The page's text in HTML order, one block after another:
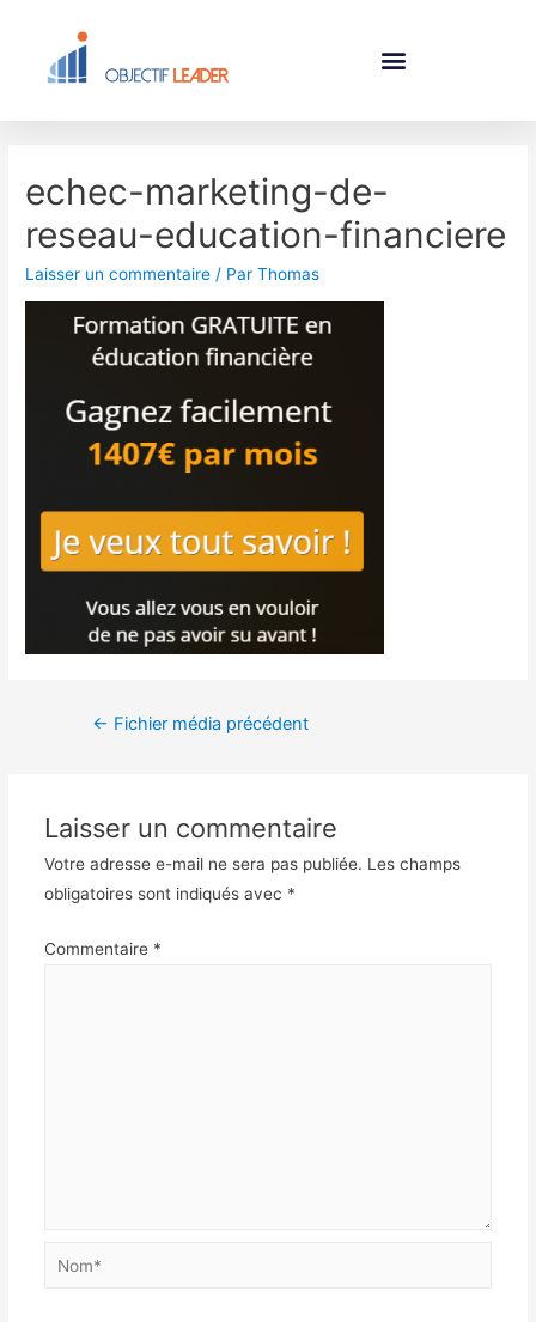
echec-marketing-de-
reseau-education-financiere
Laisser un commentaire / ParThomas
← Fichier média précédent
Laisser un commentaire
Votre adresse e-mail ne sera pas publiée. Les champs
obligatoires sont indiqués avec *
Commentaire *